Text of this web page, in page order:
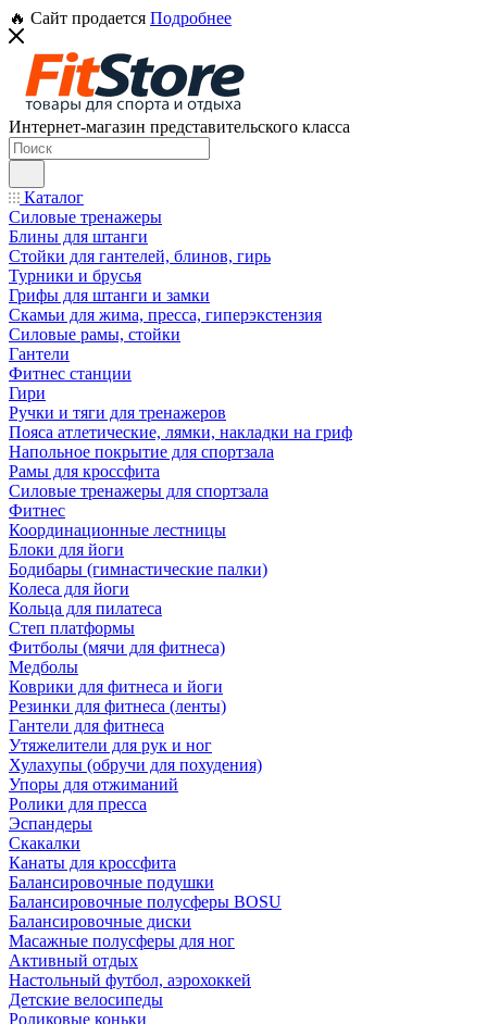
🔥 Сайт продается Подробнее
Интернет-магазин представительского класса
Каталог
Силовые тренажеры
Блины для штанги
Стойки для гантелей, блинов, гирь
Турники и брусья
Грифы для штанги и замки
Скамьи для жима, пресса, гиперэкстензия
Силовые рамы, стойки
Гантели
Фитнес станции
Гири
Ручки и тяги для тренажеров
Пояса атлетические, лямки, накладки на гриф
Напольное покрытие для спортзала
Рамы для кроссфита
Силовые тренажеры для спортзала
Фитнес
Координационные лестницы
Блоки для йоги
Бодибары (гимнастические палки)
Колеса для йоги
Кольца для пилатеса
Степ платформы
Фитболы (мячи для фитнеса)
Медболы
Коврики для фитнеса и йоги
Резинки для фитнеса (ленты)
Гантели для фитнеса
Утяжелители для рук и ног
Хулахупы (обручи для похудения)
Упоры для отжиманий
Ролики для пресса
Эспандеры
Скакалки
Канаты для кроссфита
Балансировочные подушки
Балансировочные полусферы BOSU
Балансировочные диски
Масажные полусферы для ног
Активный отдых
Настольный футбол, аэрохоккей
Детские велосипеды
Роликовые коньки